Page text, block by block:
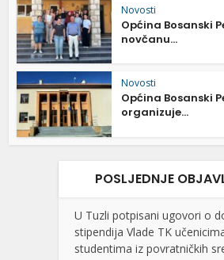
Novosti
Općina Bosanski
novčanu...
Novosti
Općina Bosanski
organizuje...
POSLJEDNJE
U Tuzli potpisani ugovori o
stipendija Vlade TK
studentima iz povratničkih